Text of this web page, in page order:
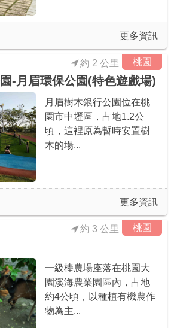
更多資訊
桃園
-月眉環保公園(特色遊戲場)
約 2 公里
月眉樹木銀行公園位在桃
園市中壢區，占地1.2公
頃，這裡原為暫時安置樹
木的場...
更多資訊
桃園
約 3 公里
一級棒農場座落在桃園大
園溪海農業園區內，占地
約4公頃，以種植有機農作
物為主...